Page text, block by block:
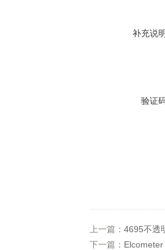
补充说
验证
上一篇： 4695不透
下一篇：